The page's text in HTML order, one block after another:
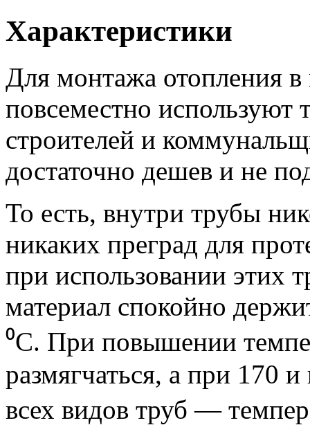
Характеристики
Для монтажа отопления
повсеместно используют
строителей и
достаточно дешев и не
То есть, внутри трубы
никаких преград для
при использовании этих
материал спокойно
⁰С. При повышении
размягчаться, а при 170
всех видов труб —